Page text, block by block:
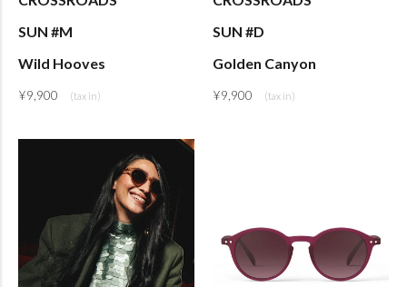
SUN #M
Wild Hooves
¥9,900
SUN #D
Golden Canyon
¥9,900